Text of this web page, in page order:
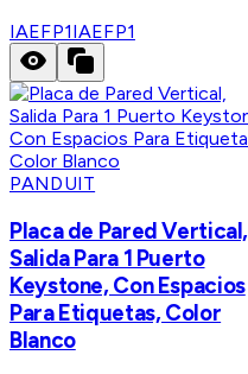
IAEFP1IAEFP1
PANDUIT
Placa de Pared Vertical,
Salida Para 1 Puerto
Keystone, Con Espacios
Para Etiquetas, Color
Blanco